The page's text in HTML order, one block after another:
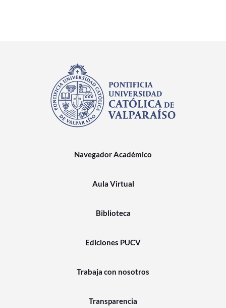
Navegador Académico
Aula Virtual
Biblioteca
Ediciones PUCV
Trabaja con nosotros
Transparencia